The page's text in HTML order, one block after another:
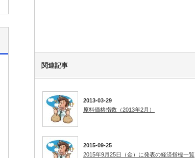
関連記事
2013-03-29
原料価格指数（2013年2月）
2015-09-25
2015年9月25日（金）に発表の経済指標一覧